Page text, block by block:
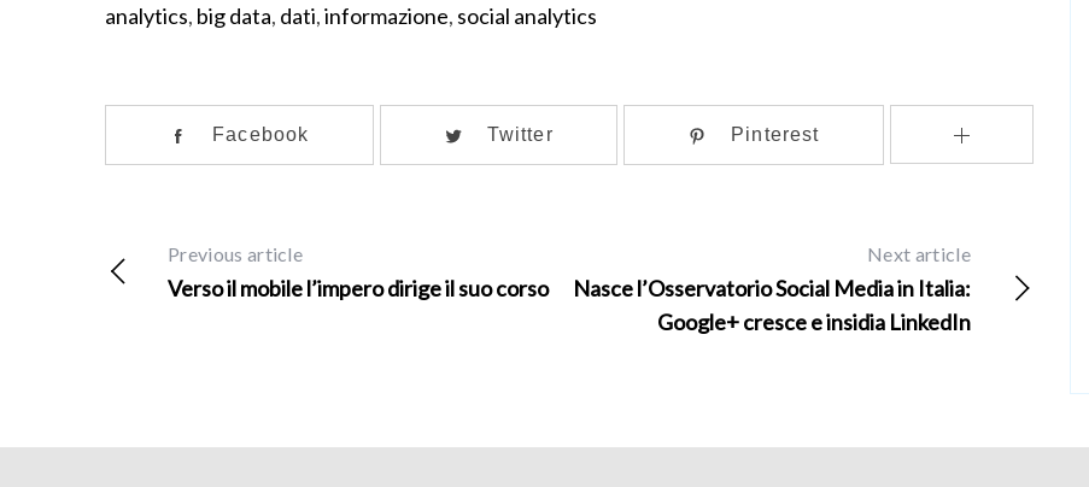
analytics, big data, dati,informazione, social analytics
Facebook Twitter Pinterest
Previous article
Verso il mobile l’impero dirige il suo corso
Next article
Nasce l’Osservatorio Social Media in Italia:
Google+ cresce e insidia LinkedIn